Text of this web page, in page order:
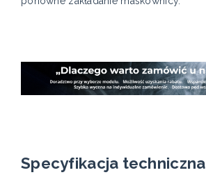
Specyfikacja techniczna